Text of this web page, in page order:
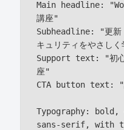
Main headline:
講座"
Subheadline: "更新
キュリティをやさし
Support text: "初心
座"
CTA button text: "
Typography: bold,
sans-serif, with